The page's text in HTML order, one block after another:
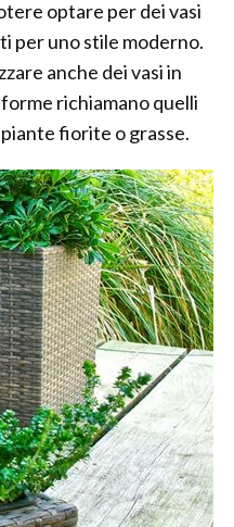
optare per dei vasi
per uno stile moderno.
anche dei vasi in
richiamano quelli
fiorite o grasse.